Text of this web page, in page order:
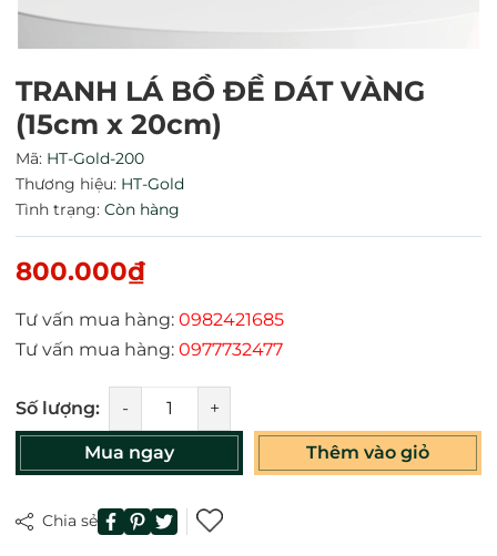
TRANH LÁ BỒ ĐỀ DÁT VÀNG
(15cm x 20cm)
Mã: HT-Gold-200
Thương hiệu: HT-Gold
Tình trạng: Còn hàng
800.000₫
Tư vấn mua hàng: 0982421685
Tư vấn mua hàng: 0977732477
Số lượng: - +
Mua ngay Thêm vào giỏ
Chia sẻ
Ngày hết hạn:
Điều kiện: